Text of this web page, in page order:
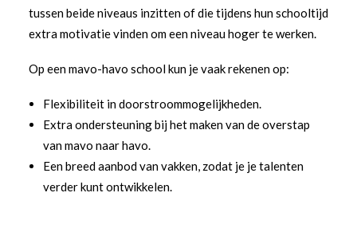
tussen beide niveaus inzitten of die tijdens hun schooltijd
extra motivatie vinden om een niveau hoger te werken.
Op een mavo-havo school kun je vaak rekenen op:
Flexibiliteit in doorstroommogelijkheden.
Extra ondersteuning bij het maken van de overstap
van mavo naar havo.
Een breed aanbod van vakken, zodat je je talenten
verder kunt ontwikkelen.